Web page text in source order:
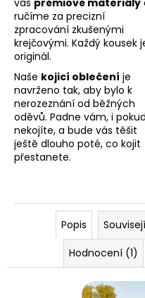
vás prémiové materiály
ručíme za precizní
zpracování zkušenými
krejčovými. Každý kousek
originál.
Naše kojicí oblečení je
navrženo tak, aby bylo k
nerozeznání od běžných
oděvů. Padne vám, i pokud
nekojíte, a bude vás těšit
ještě dlouho poté, co kojit
přestanete.
Popis
Hodnocení (1)